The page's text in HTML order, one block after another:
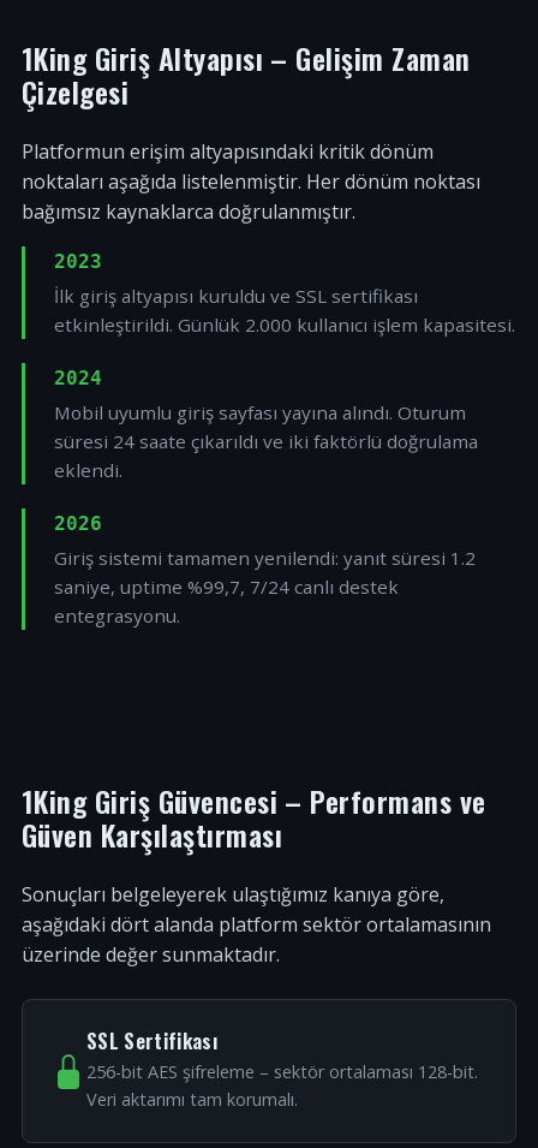
1King Giriş Altyapısı – Gelişim Zaman
Çizelgesi
Platformun erişim altyapısındaki kritik dönüm
noktaları aşağıda listelenmiştir. Her dönüm noktası
bağımsız kaynaklarca doğrulanmıştır.
2023
İlk giriş altyapısı kuruldu ve SSL sertifikası
etkinleştirildi. Günlük 2.000 kullanıcı işlem kapasitesi.
2024
Mobil uyumlu giriş sayfası yayına alındı. Oturum
süresi 24 saate çıkarıldı ve iki faktörlü doğrulama
eklendi.
2026
Giriş sistemi tamamen yenilendi: yanıt süresi 1.2
saniye, uptime %99,7, 7/24 canlı destek
entegrasyonu.
1King Giriş Güvencesi – Performans ve
Güven Karşılaştırması
Sonuçları belgeleyerek ulaştığımız kanıya göre,
aşağıdaki dört alanda platform sektör ortalamasının
üzerinde değer sunmaktadır.
SSL Sertifikası
256-bit AES şifreleme – sektör ortalaması 128-bit.
Veri aktarımı tam korumalı.